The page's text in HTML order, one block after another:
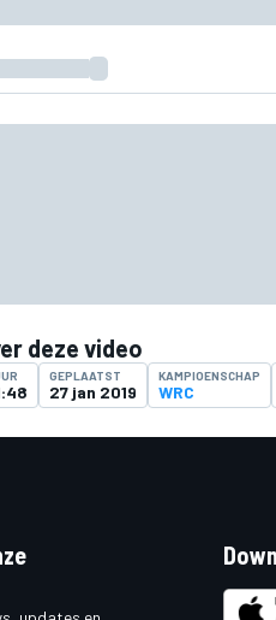
deze video
GEPLAATST
27 jan 2019
KAMPIOENSCHAP
WRC